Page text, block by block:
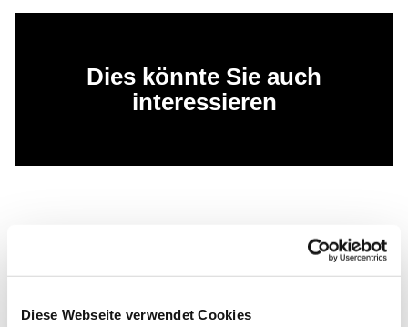
Diese Webseite verwendet Cookies
Dies könnte Sie auch
interessieren